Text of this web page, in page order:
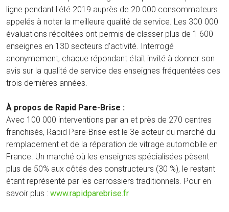
ligne pendant l'été 2019 auprès de 20 000 consommateurs
appelés à noter la meilleure qualité de service. Les 300 000
évaluations récoltées ont permis de classer plus de 1 600
enseignes en 130 secteurs d’activité. Interrogé
anonymement, chaque répondant était invité à donner son
avis sur la qualité de service des enseignes fréquentées ces
trois dernières années.
À propos de Rapid Pare-Brise :
Avec 100 000 interventions par an et près de 270 centres
franchisés, Rapid Pare-Brise est le 3e acteur du marché du
remplacement et de la réparation de vitrage automobile en
France. Un marché où les enseignes spécialisées pèsent
plus de 50% aux côtés des constructeurs (30 %), le restant
étant représenté par les carrossiers traditionnels. Pour en
savoir plus : www.rapidparebrise.fr